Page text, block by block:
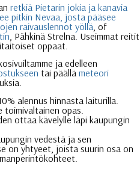
retkiä Pietarin jokia ja kanavia
pitkin Nevaa, josta pääsee
raivauslennot yöllä , of
, Pähkinä Strelna. Useimmat reitit
oppaat.
ja edelleen
tai päällä meteori
alennus hinnasta laiturilla.
toimivaltainen opas.
ottaa kävelylle läpi kaupungin
vedestä ja sen
on yhtyeet, joista suurin osa on